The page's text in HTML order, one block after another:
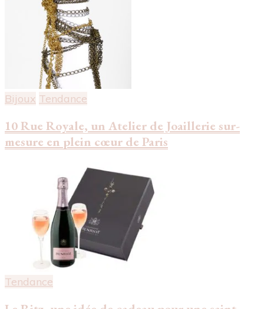
Bijoux Tendance
10 Rue Royale, un Atelier de Joaillerie sur-
mesure en plein cœur de Paris
Tendance